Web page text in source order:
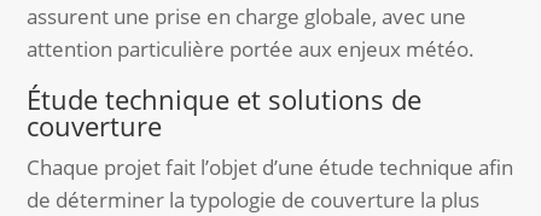
assurent une prise en charge globale, avec une
attention particulière portée aux enjeux météo.
Étude technique et solutions de
couverture
Chaque projet fait l’objet d’une étude technique afin
de déterminer la typologie de couverture la plus